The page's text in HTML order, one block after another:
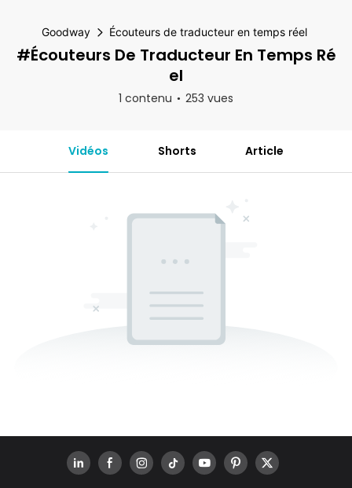
Goodway Écouteurs de traducteur en temps réel
#Écouteurs De Traducteur En Temps Ré
El
1 contenu 253 vues
Vidéos Shorts Article